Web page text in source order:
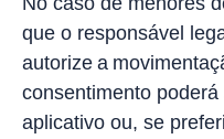
que o responsável
autorize a
consentimento
aplicativo ou, se